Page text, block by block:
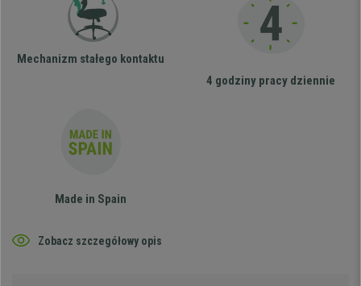
Mechanizm stałego kontaktu
4 godziny pracy dziennie
Made in Spain
Zobacz szczegółowy opis